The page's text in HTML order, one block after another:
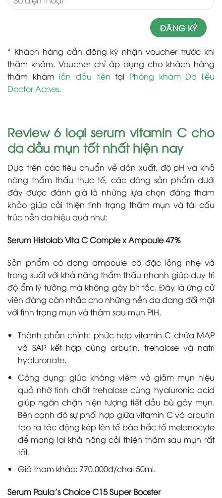
* Khách hàng cần đăng ký nhận voucher trước khi
thăm khám. Voucher chỉ áp dụng cho khách hàng
thăm khám lần đầu tiên tại Phòng khám Da liễu
Doctor Acnes.
Review 6 loại serum vitamin C cho
da dầu mụn tốt nhất hiện nay
Dựa trên các tiêu chuẩn về dẫn xuất, độ pH và khả
năng thẩm thấu thực tế, các dòng sản phẩm dưới
đây được đánh giá là những lựa chọn đáng tham
khảo giúp cải thiện tình trạng thâm mụn và tái cấu
trúc nền da hiệu quả như:
Serum Histolab Vita C Comple x Ampoule 47%
Sản phẩm có dạng ampoule cô đặc lỏng nhẹ và
trong suốt với khả năng thẩm thấu nhanh giúp duy trì
độ ẩm lý tưởng mà không gây bít tắc. Đây là ứng cử
viên đáng cân nhắc cho những nền da đang đối mặt
với tình trạng mụn và thâm sau mụn PIH.
Thành phần chính: phức hợp vitamin C chứa MAP
và SAP kết hợp cùng arbutin, trehalose và natri
hyaluronate.
Công dụng: giúp kháng viêm và giảm mụn hiệu
quả nhờ tinh chất trehalose cùng hyaluronic acid
giúp ngăn chặn hiện tượng tiết dầu bù gây mụn.
Bên cạnh đó sự phối hợp giữa vitamin C và arbutin
tạo ra tác động kép lên tế bào hắc tố melanocyte
để mang lại khả năng cải thiện thâm sau mụn rất
tốt.
Giá tham khảo: 770.000đ/chai 50ml.
Serum Paula’s Choice C15 Super Booster